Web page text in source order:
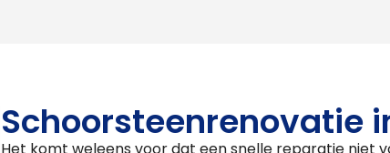
Schoorsteenrenovatie
Het komt weleens voor dat een snelle reparatie niet